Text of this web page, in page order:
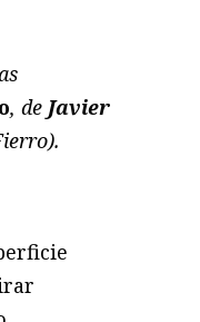
, de Javier